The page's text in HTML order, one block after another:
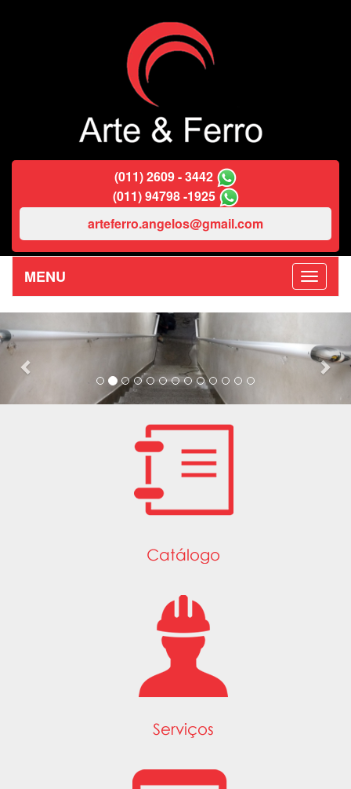
(011) 2609 - 3442
(011) 94798 -1925
arteferro.angelos@gmail.com
MENU